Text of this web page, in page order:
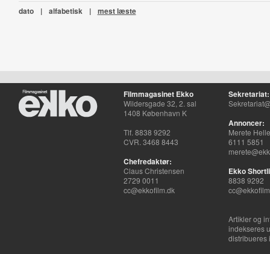
dato | alfabetisk | mest læste
Filmmagasinet Ekko
Wildersgade 32, 2. sal
1408 København K
Tlf. 8838 9292
CVR. 3468 8443
Chefredaktør:
Claus Christensen
2729 0011
cc@ekkofilm.dk
Sekretariat:
Annoncer:
Merete
6111 5851
Ekko
8838 9292
Artikler og
indekseres
distribueres